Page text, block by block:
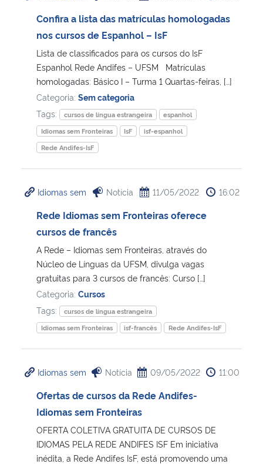
Confira a lista das matrículas homologadas
nos cursos de Espanhol – IsF
Lista de classificados para os cursos do IsF
Espanhol Rede Andifes – UFSM Matrículas
homologadas: Básico I – Turma 1 Quartas-feiras, […]
Categoria: Sem categoria
Tags:
cursos de língua estrangeira
espanhol
Idiomas sem Fronteiras
IsF
isf-espanhol
Rede Andifes-IsF
Idiomas sem Notícia 11/05/2022 16:02
Rede Idiomas sem Fronteiras oferece
cursos de francês
A Rede – Idiomas sem Fronteiras, através do
Núcleo de Línguas da UFSM, divulga vagas
gratuitas para 3 cursos de francês: Curso […]
Categoria: Cursos
Tags:
cursos de língua estrangeira
Idiomas sem Fronteiras
isf-francês Rede Andifes-IsF
Idiomas sem Notícia 09/05/2022 11:00
Ofertas de cursos da Rede Andifes-
Idiomas sem Fronteiras
OFERTA COLETIVA GRATUITA DE CURSOS DE
IDIOMAS PELA REDE ANDIFES ISF Em iniciativa
inédita, a Rede Andifes IsF, está promovendo uma